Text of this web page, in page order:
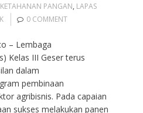
KETAHANAN PANGAN, LAPAS
0 COMMENT
– Lembaga
Kelas III Geser terus
dalam
pembinaan
agribisnis. Pada capaian
sukses melakukan panen